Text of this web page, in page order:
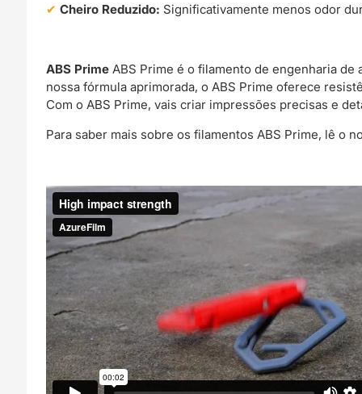
Cheiro Reduzido: Significativamente menos odor
ABS Prime ABS Prime é o filamento de engenharia
nossa fórmula aprimorada, o ABS Prime oferece
Com o ABS Prime, vais criar impressões precisas e
Para saber mais sobre os filamentos ABS Prime, lê o